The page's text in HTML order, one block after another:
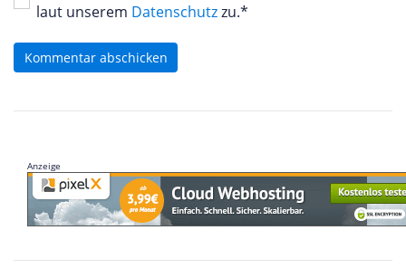
laut unserem Datenschutzzu.*
Kommentar abschicken
Anzeige